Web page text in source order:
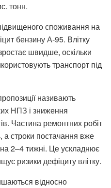
тонн.
споживання на
бензину А-95. Влітку
швидше, оскільки
транспорт під
називають
НПЗ і зниження
Частина ремонтних робіт
а строки постачання вже
2–4 тижні. Це ускладнює
ризики дефіциту влітку.
відносно